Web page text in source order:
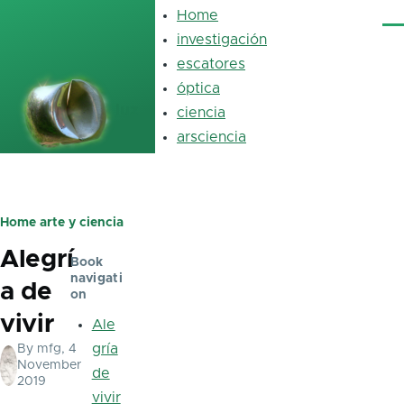
Main
navigation
Home
investigación
escatores
óptica
ciencia
arsciencia
Breadcrumb
Home arte y ciencia
Alegrí
a de
vivir
By mfg, 4
November
2019
Book
navigati
on
Ale
gría
de
vivir